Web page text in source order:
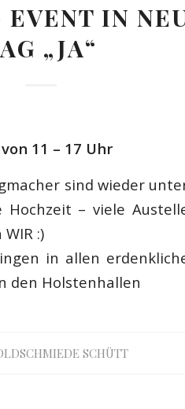
IN
„JA“
11 – 17 Uhr
sind wieder
Hochzeit – viele
:)
in allen
den Holstenhallen
SCHÜTT